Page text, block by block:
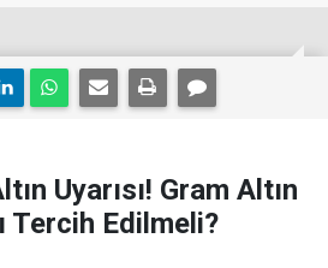
Uyarısı! Gram Altın
Tercih Edilmeli?